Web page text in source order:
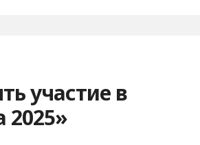
участие в
2025»